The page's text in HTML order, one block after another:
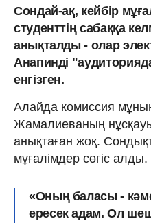
Сондай-ақ, кейбір
студенттің сабаққа
анықталды - олар
Анапинді
енгізген.
Алайда комиссия
Жамалиеваның
анықтаған жоқ.
мұғалімдер сөгіс алды.
«Оның баласы -
ересек адам. Ол